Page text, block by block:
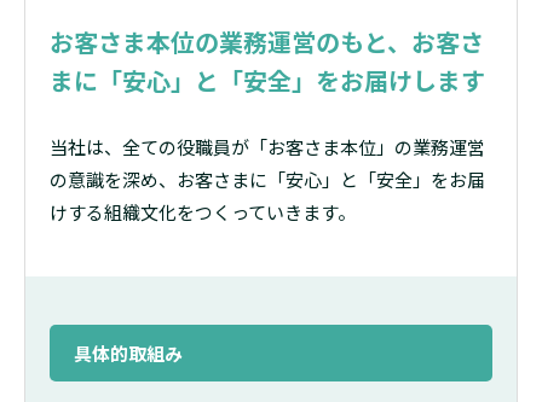
お客さま本位の業務運営のもと、お客さ
まに「安心」と「安全」をお届けします
当社は、全ての役職員が「お客さま本位」の業務運営
の意識を深め、お客さまに「安心」と「安全」をお届
けする組織文化をつくっていきます。
具体的取組み